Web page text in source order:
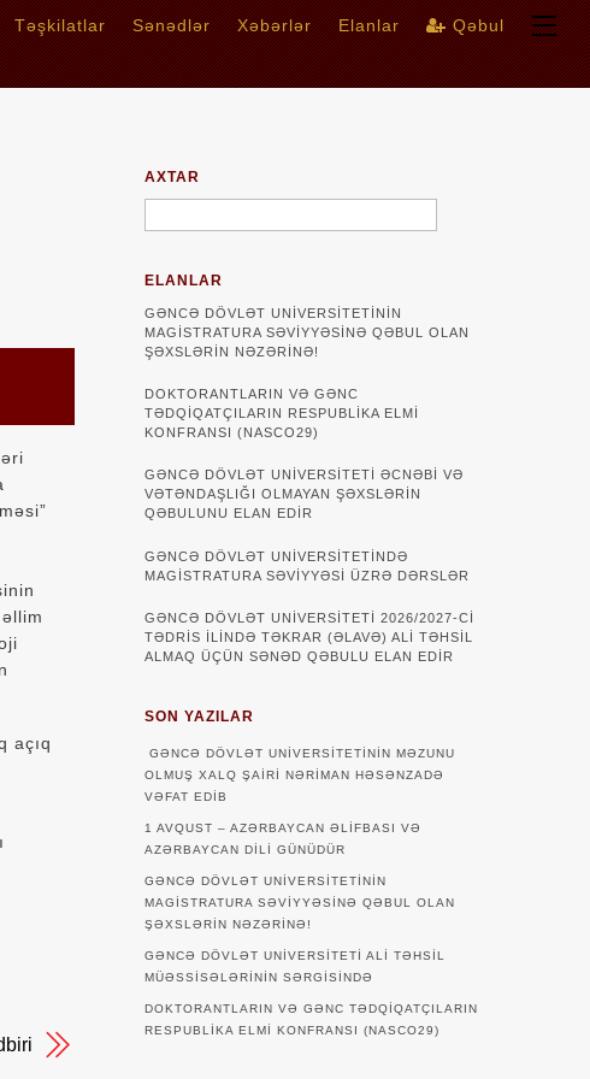
Təşkilatlar Sənədlər Xəbərlər Elanlar Qəbul
açıq
AXTAR
ELANLAR
GƏNCƏ DÖVLƏT UNIVERSITETININ
MAGISTRATURA SƏVIYYƏSINƏ QƏBUL OLAN
ŞƏXSLƏRIN NƏZƏRINƏ!
DOKTORANTLARIN VƏ GƏNC
TƏDQİQATÇILARIN RESPUBLİKA ELMİ
KONFRANSI (NASCO29)
GƏNCƏ DÖVLƏT UNIVERSITETI ƏCNƏBI VƏ
VƏTƏNDAŞLIĞI OLMAYAN ŞƏXSLƏRIN
QƏBULUNU ELAN EDIR
GƏNCƏ DÖVLƏT UNIVERSITETINDƏ
MAGISTRATURA SƏVIYYƏSI ÜZRƏ DƏRSLƏR
GƏNCƏ DÖVLƏT UNİVERSİTETİ 2026/2027-Cİ
TƏDRİS İLİNDƏ TƏKRAR (ƏLAVƏ) ALİ TƏHSİL
ALMAQ ÜÇÜN SƏNƏD QƏBULU ELAN EDİR
SON YAZILAR
GƏNCƏ DÖVLƏT UNIVERSITETININ MƏZUNU
OLMUŞ XALQ ŞAIRI NƏRIMAN HƏSƏNZADƏ
VƏFAT EDIB
1 AVQUST – AZƏRBAYCAN ƏLIFBASI VƏ
AZƏRBAYCAN DILI GÜNÜDÜR
GƏNCƏ DÖVLƏT UNIVERSITETININ
MAGISTRATURA SƏVIYYƏSINƏ QƏBUL OLAN
ŞƏXSLƏRIN NƏZƏRINƏ!
GƏNCƏ DÖVLƏT UNIVERSITETI ALI TƏHSIL
MÜƏSSISƏLƏRININ SƏRGISINDƏ
DOKTORANTLARIN VƏ GƏNC TƏDQİQATÇILARIN
RESPUBLİKA ELMİ KONFRANSI (NASCO29)